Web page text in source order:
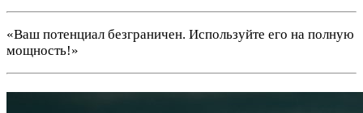
«Ваш потенциал безграничен. Используйте его на полную
мощность!»